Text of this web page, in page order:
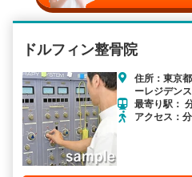
ドルフィン整骨院
住所：東京
ーレジデン
最寄り駅：
アクセス：